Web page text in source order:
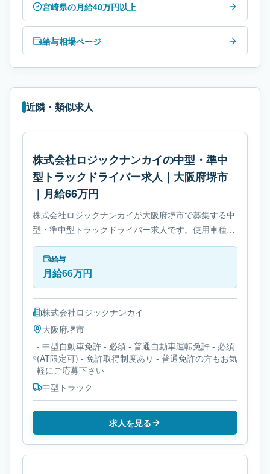
宮崎県の月給40万円以上
給与相場ページ
近隣・類似求人
株式会社ロジックナンカイの中型・準中
型トラックドライバー求人｜大阪府堺市
｜月給66万円
株式会社ロジックナンカイが大阪府堺市で募集する中
型・準中型トラックドライバー求人です。使用車種は
中型トラックです。勤務時間は- 変形労働時間制で
す。必要免許は- 中型自動車免許です。
給与
月給66万円
株式会社ロジックナンカイ
大阪府堺市
- 中型自動車免許 - 必須 - 普通自動車運転免許 - 必須
(AT限定可) - 免許取得制度あり - 普通免許の方もお気
軽にご応募下さい
中型トラック
求人を見る